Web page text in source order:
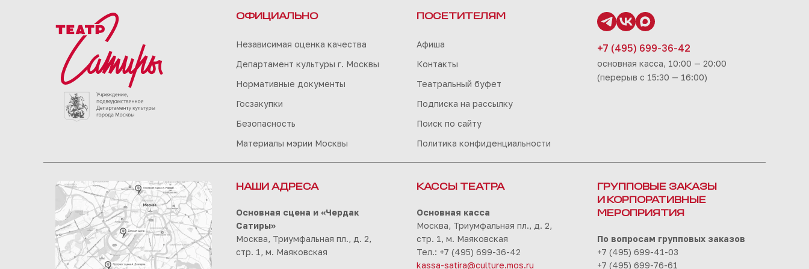
ОФИЦИАЛЬНО
Независимая оценка качества
Департамент культуры г. Москвы
Нормативные документы
Госзакупки
Безопасность
Материалы мэрии Москвы
ПОСЕТИТЕЛЯМ
Афиша
Контакты
Театральный буфет
Подписка на рассылку
Поиск по сайту
Политика конфиденциальности
+7 (495) 699-36-42
основная касса, 10:00 — 20:00
(перерыв с 15:30 — 16:00)
НАШИ АДРЕСА
Основная сцена и «Чердак
Сатиры»
Москва, Триумфальная пл., д. 2,
стр. 1, м. Маяковская
КАССЫ ТЕАТРА
Основная касса
Москва, Триумфальная пл., д. 2,
стр. 1, м. Маяковская
Тел.: +7 (495) 699-36-42
kassa-satira@culture.mos.ru
ГРУППОВЫЕ ЗАКАЗЫ
И КОРПОРАТИВНЫЕ
МЕРОПРИЯТИЯ
По вопросам групповых заказов
+7 (495) 699-41-03
+7 (495) 699-76-61